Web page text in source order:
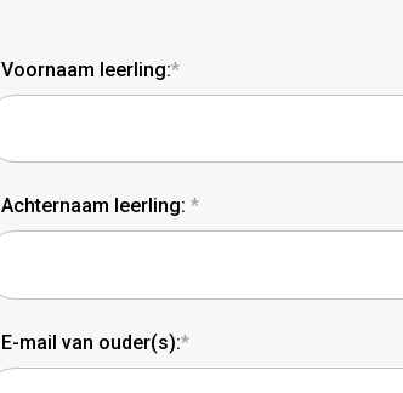
Voornaam leerling:*
Achternaam leerling: *
E-mail van ouder(s):*